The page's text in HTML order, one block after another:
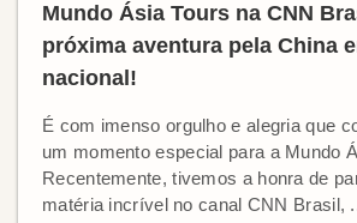
Mundo Ásia Tours na CNN
próxima aventura pela China
nacional!
É com imenso orgulho e alegria que
um momento especial para a Mundo
Recentemente, tivemos a honra de
matéria incrível no canal CNN Brasil,